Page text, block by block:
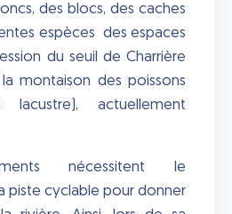
des blocs, des caches
espèces des espaces
du seuil de Charrière
montaison des poissons
actuellement
nécessitent le
piste cyclable pour donner